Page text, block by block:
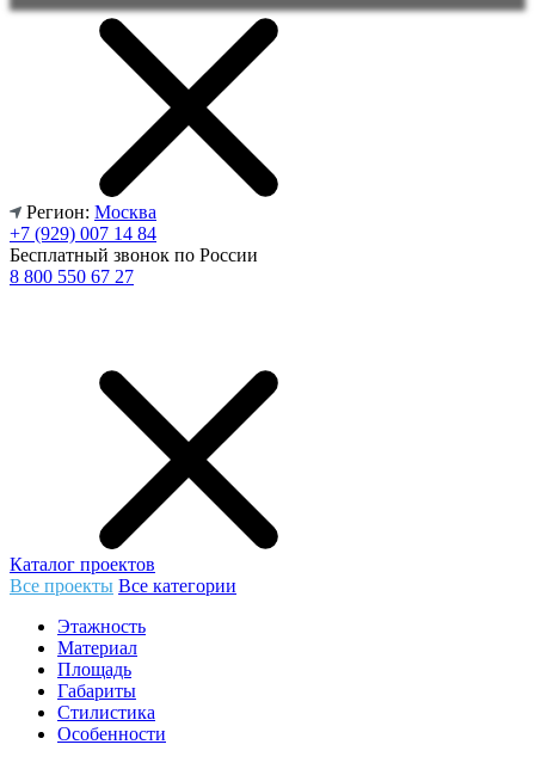
Регион: Москва
+7 (929) 007 14 84
Бесплатный звонок по России
8 800 550 67 27
Каталог проектов
Все проекты Все категории
Этажность
Материал
Площадь
Габариты
Стилистика
Особенности